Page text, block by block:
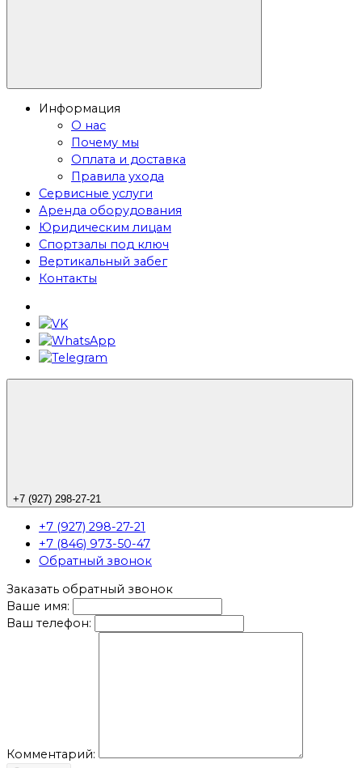
Информация
О нас
Почему мы
Оплата и доставка
Правила ухода
Сервисные услуги
Аренда оборудования
Юридическим лицам
Спортзалы под ключ
Вертикальный забег
Контакты
+7 (927) 298-27-21
+7 (927) 298-27-21
+7 (846) 973-50-47
Обратный звонок
Заказать обратный звонок
Ваше имя:
Ваш телефон:
Комментарий: